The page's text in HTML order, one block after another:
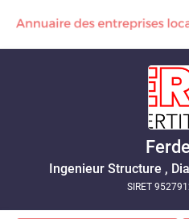
Ingenieur Structure ,
SIRET